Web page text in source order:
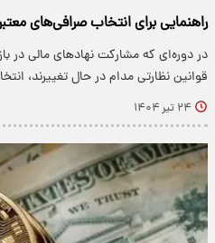
راهنمایی برای انتخاب صرافی‌های معتبر
در دوره‌ای که مشارکت نهادهای مالی در
قوانین نظارتی مدام در حال تغییرند،
۲۴ تیر ۱۴۰۴